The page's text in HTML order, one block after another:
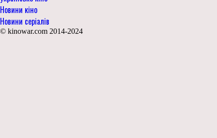
Новини кіно
Новини серіалів
© kinowar.com 2014-2024